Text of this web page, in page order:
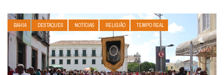
BAHIA DESTAQUES NOTÍCIAS RELIGIÃO TEMPO REAL